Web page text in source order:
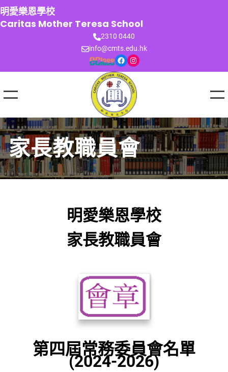
跳
至
主
明愛樂恩學校
Caritas Mother Teresa School
2310 0440
info@cmts.edu.hk
Facebook Instagram
家長教職員會
明愛樂恩學校
家長教職員會
第四屆常務委員會名單
(2024-2026)